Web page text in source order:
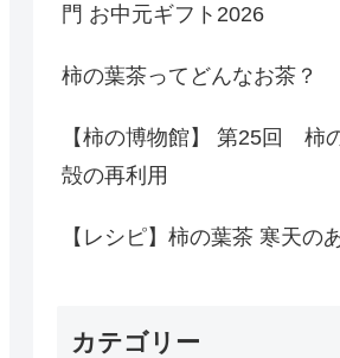
門 お中元ギフト2026
柿の葉茶ってどんなお茶？
【柿の博物館】 第25回 柿
殻の再利用
【レシピ】柿の葉茶 寒天の
カテゴリー